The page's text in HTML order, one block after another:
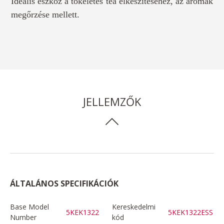
megőrzése mellett.
JELLEMZŐK
ÁLTALÁNOS SPECIFIKÁCIÓK
Base Model
Number
5KEK1322
Kereskedelmi
kód
5KEK1322ESS